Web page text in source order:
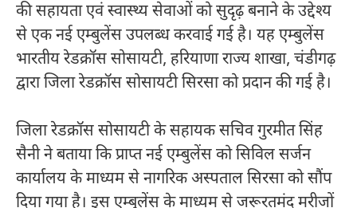
की सहायता एवं स्वास्थ्य सेवाओं को सुदृढ़ बनाने के उद्देश्य
से एक नई एम्बुलेंस उपलब्ध करवाई गई है। यह एम्बुलेंस
भारतीय रेडक्रॉस सोसायटी, हरियाणा राज्य शाखा, चंडीगढ़
द्वारा जिला रेडक्रॉस सोसायटी सिरसा को प्रदान की गई है।
जिला रेडक्रॉस सोसायटी के सहायक सचिव गुरमीत सिंह
सैनी ने बताया कि प्राप्त नई एम्बुलेंस को सिविल सर्जन
कार्यालय के माध्यम से नागरिक अस्पताल सिरसा को सौंप
दिया गया है। इस एम्बुलेंस के माध्यम से जरूरतमंद मरीजों